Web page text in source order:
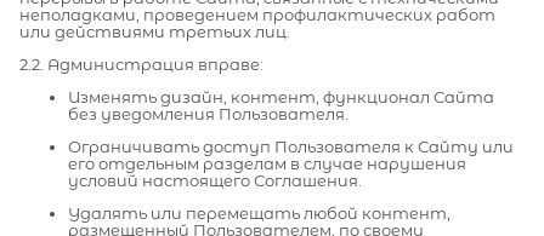
неполадками, проведением профилактических работ
или действиями третьих лиц.
2.2. Администрация вправе:
Изменять дизайн, контент, функционал Сайта
без уведомления Пользователя.
Ограничивать доступ Пользователя к Сайту или
его отдельным разделам в случае нарушения
условий настоящего Соглашения.
Удалять или перемещать любой контент,
размещенный Пользователем, по своему